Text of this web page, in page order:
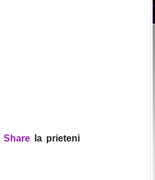
Share la prieteni